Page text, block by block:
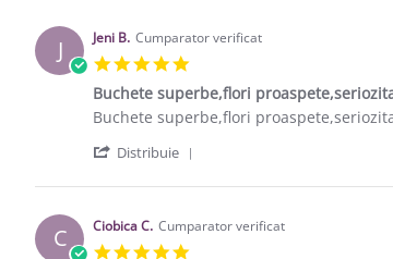
J Jeni B. Cumparator verificat
5.0 star rating
Buchete superbe,flori
Review by Jeni B. on 25 Jul 2016
review stating Buchete superbe,flori
Buchete superbe,flori
Distribuie
C Ciobica C. Cumparator verificat
5.0 star rating